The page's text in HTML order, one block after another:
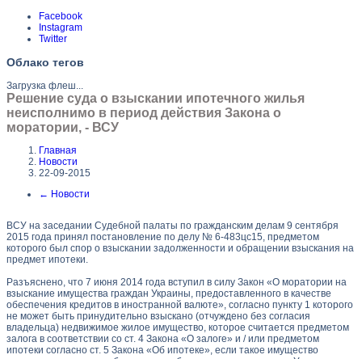
Facebook
Instagram
Twitter
Облако тегов
Загрузка флеш...
Решение суда о взыскании ипотечного жилья
неисполнимо в период действия Закона о
моратории, - ВСУ
Главная
Новости
22-09-2015
← Новости
ВСУ на заседании Судебной палаты по гражданским делам 9 сентября
2015 года принял постановление по делу № 6-483цс15 , предметом
которого был спор о взыскании задолженности и обращении взыскания на
предмет ипотеки.
Разъяснено, что 7 июня 2014 года вступил в силу Закон «О моратории на
взыскание имущества граждан Украины, предоставленного в качестве
обеспечения кредитов в иностранной валюте» , согласно пункту 1 которого
не может быть принудительно взыскано (отчуждено без согласия
владельца) недвижимое жилое имущество, которое считается предметом
залога в соответствии со ст. 4 Закона «О залоге» и / или предметом
ипотеки согласно ст. 5 Закона «Об ипотеке» , если такое имущество